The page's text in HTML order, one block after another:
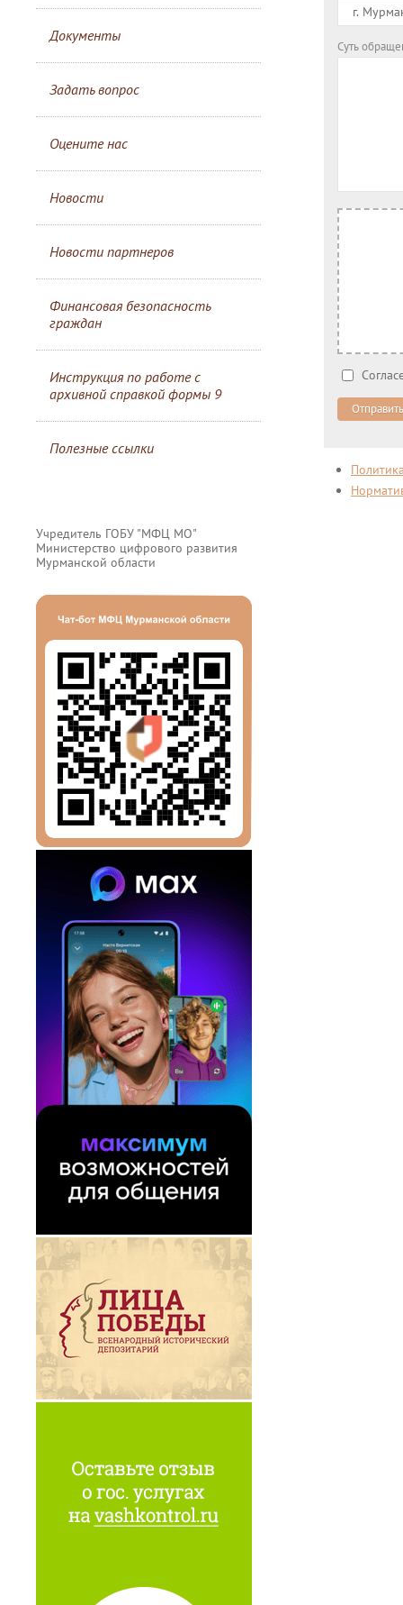
Документы
Задать вопрос
Оцените нас
Новости
Новости партнеров
Финансовая безопасность
граждан
Инструкция по работе с
архивной справкой формы 9
Полезные ссылки
Учредитель ГОБУ "МФЦ МО"
Министерство цифрового развития
Мурманской области
Суть
Отправить